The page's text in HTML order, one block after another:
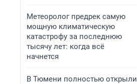
Метеоролог предрек самую
мощную климатическую
катастрофу за последнюю
тысячу лет: когда всё
начнется
В Тюмени полностью открыли